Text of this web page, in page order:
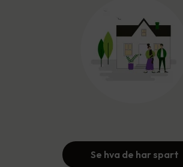
Se hva de har spart